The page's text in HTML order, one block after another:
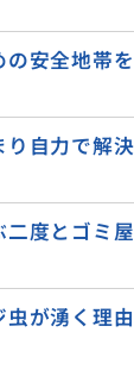
安全地帯
自力で解
二度とゴミ
虫が湧く理